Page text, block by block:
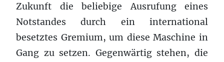
Zukunft die beliebige Ausrufung eines
Notstandes durch ein international
besetztes Gremium, um diese Maschine in
Gang zu setzen. Gegenwärtig stehen, die